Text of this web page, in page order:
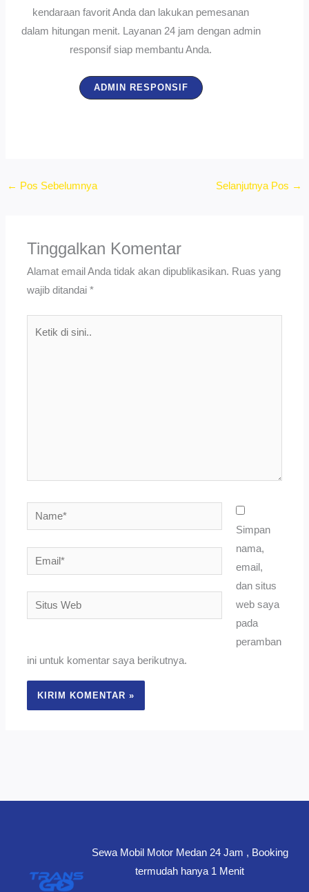
kendaraan favorit Anda dan lakukan pemesanan
dalam hitungan menit. Layanan 24 jam dengan admin
responsif siap membantu Anda.
ADMIN RESPONSIF
← Pos Sebelumnya Selanjutnya Pos →
Tinggalkan Komentar
Alamat email Anda tidak akan dipublikasikan. Ruas yang
wajib ditandai*
Name*
Email*
Situs
Web
Simpan
nama,
email,
dan situs
web saya
pada
peramban
ini untuk komentar saya berikutnya.
Sewa Mobil Motor Medan 24 Jam , Booking
termudah hanya 1 Menit